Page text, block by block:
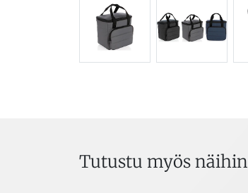
Tutustu myös näihin